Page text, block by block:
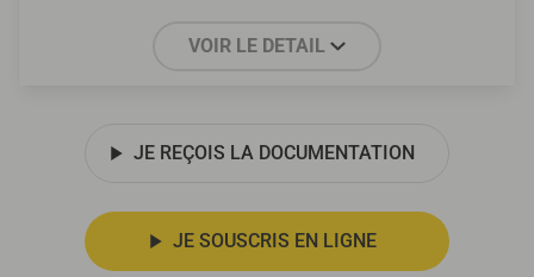
VOIR LE DETAIL
JE SOUSCRIS EN LIGNE
JE REÇOIS LA DOCUMENTATION